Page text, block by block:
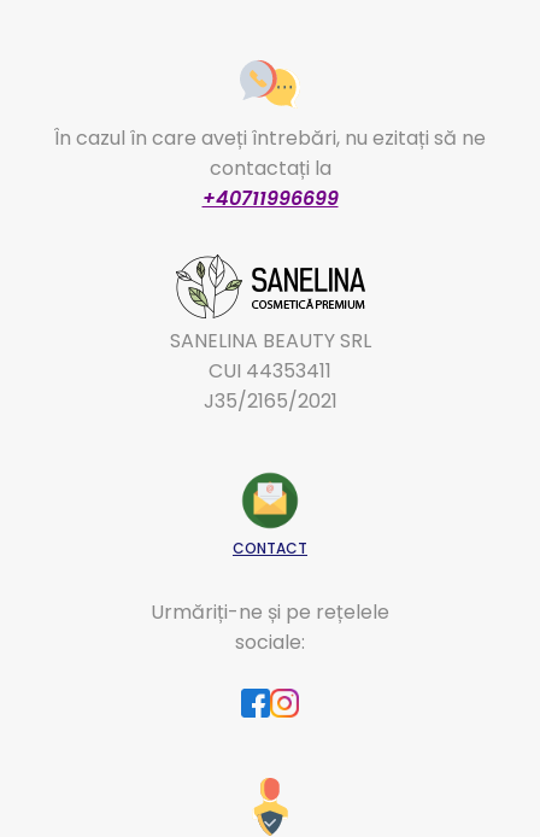
În cazul în care aveți întrebări, nu ezitați să ne
contactați la
+40711996699
SANELINA BEAUTY SRL
CUI 44353411
J35/2165/2021
CONTACT
Urmăriți-ne și pe rețelele
sociale: